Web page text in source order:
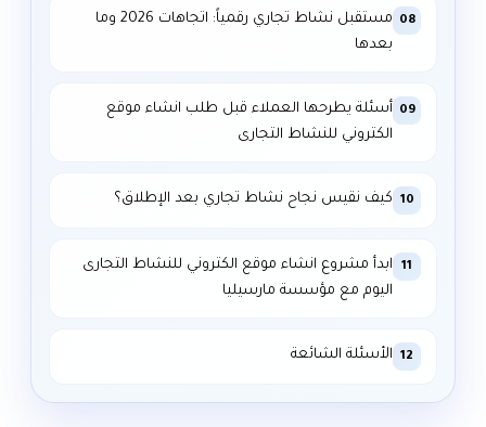
08
مستقبل نشاط تجاري رقمياً: اتجاهات 2026 وما
بعدها
09
أسئلة يطرحها العملاء قبل طلب انشاء موقع
الكتروني للنشاط التجارى
10 كيف نقيس نجاح نشاط تجاري بعد الإطلاق؟
11
ابدأ مشروع انشاء موقع الكتروني للنشاط التجارى
اليوم مع مؤسسة مارسيليا
12 الأسئلة الشائعة